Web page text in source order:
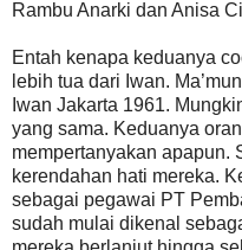
Rambu Anarki dan Anisa
Entah kenapa keduanya
lebih tua dari Iwan.
Iwan Jakarta 1961.
yang sama. Keduanya
mempertanyakan apapun.
kerendahan hati mereka.
sebagai pegawai PT
sudah mulai dikenal